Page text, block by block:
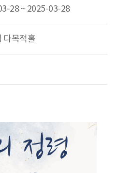
28 ~ 2025-03-28
다목적홀